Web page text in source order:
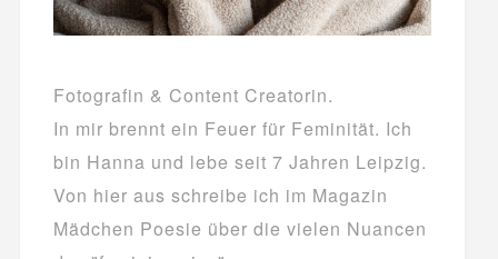
Fotografin & Content Creatorin.
In mir brennt ein Feuer für Feminität. Ich
bin Hanna und lebe seit 7 Jahren Leipzig.
Von hier aus schreibe ich im Magazin
Mädchen Poesie über die vielen Nuancen